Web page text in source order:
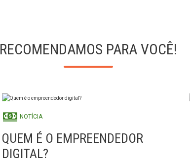
RECOMENDAMOS PARA VOCÊ!
NOTÍCIA
QUEM É O EMPREENDEDOR
DIGITAL?